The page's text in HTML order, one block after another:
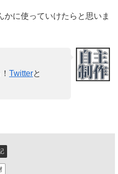
に使っていけたらと思いま
Twitterと